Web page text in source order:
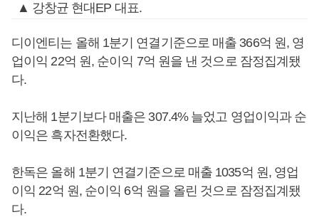
▲ 강창균 현대EP 대표.
디이엔티는 올해 1분기 연결기준으로 매출 366억 원, 영
업이익 22억 원, 순이익 7억 원을 낸 것으로 잠정집계됐
다.
지난해 1분기보다 매출은 307.4% 늘었고 영업이익과 순
이익은 흑자전환했다.
한독은 올해 1분기 연결기준으로 매출 1035억 원, 영업
이익 22억 원, 순이익 6억 원을 올린 것으로 잠정집계됐
다.